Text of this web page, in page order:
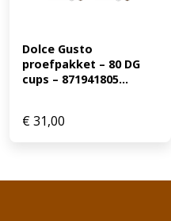
Dolce Gusto
proefpakket – 80 DG
cups – 871941805...
€31,00